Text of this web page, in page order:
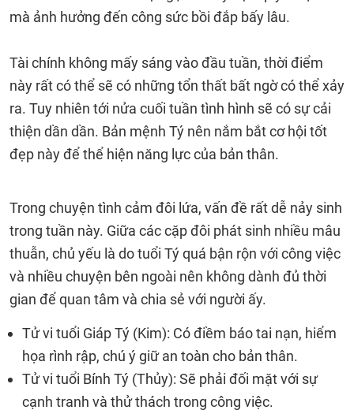
mà ảnh hưởng đến công sức bồi đắp bấy lâu.
Tài chính không mấy sáng vào đầu tuần, thời điểm
này rất có thể sẽ có những tổn thất bất ngờ có thể xảy
ra. Tuy nhiên tới nửa cuối tuần tình hình sẽ có sự cải
thiện dần dần. Bản mệnh Tý nên nắm bắt cơ hội tốt
đẹp này để thể hiện năng lực của bản thân.
Trong chuyện tình cảm đôi lứa, vấn đề rất dễ nảy sinh
trong tuần này. Giữa các cặp đôi phát sinh nhiều mâu
thuẫn, chủ yếu là do tuổi Tý quá bận rộn với công việc
và nhiều chuyện bên ngoài nên không dành đủ thời
gian để quan tâm và chia sẻ với người ấy.
Tử vi tuổi Giáp Tý (Kim): Có điềm báo tai nạn, hiểm
họa rình rập, chú ý giữ an toàn cho bản thân.
Tử vi tuổi Bính Tý (Thủy): Sẽ phải đối mặt với sự
cạnh tranh và thử thách trong công việc.